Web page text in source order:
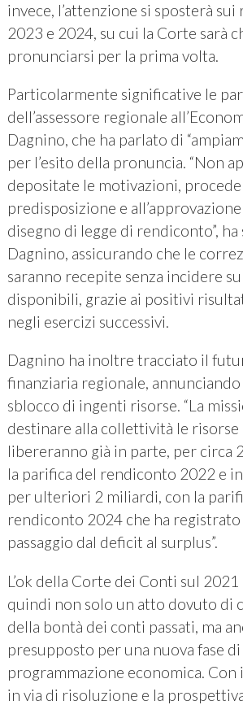
invece, l’attenzione si sposterà
2023 e 2024, su cui la Corte sarà
pronunciarsi per la prima volta.
Particolarmente significative le
dell’assessore regionale
Dagnino, che ha parlato di
per l’esito della pronuncia. “Non
depositate le motivazioni,
predisposizione e
disegno di legge di rendiconto”, ha
Dagnino, assicurando che le
saranno recepite senza incidere
disponibili, grazie ai positivi
negli esercizi successivi.
Dagnino ha inoltre tracciato il
finanziaria regionale,
sblocco di ingenti risorse. “La
destinare alla collettività le risorse
libereranno già in parte, per circa
la parifica del rendiconto 2022 e
per ulteriori 2 miliardi, con la
rendiconto 2024 che ha
passaggio dal deficit al surplus”.
L’ok della Corte dei Conti sul
quindi non solo un atto dovuto di
della bontà dei conti passati, ma
presupposto per una nuova fase di
programmazione economica. Con
in via di risoluzione e la